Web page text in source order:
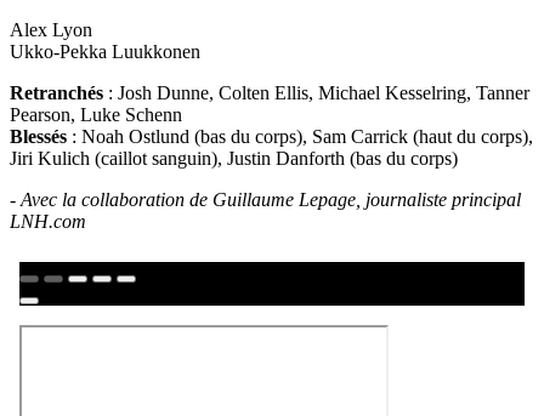
Alex Lyon
Ukko-Pekka Luukkonen
Retranchés : Josh Dunne, Colten Ellis, Michael Kesselring, Tanner
Pearson, Luke Schenn
Blessés : Noah Ostlund (bas du corps), Sam Carrick (haut du corps),
Jiri Kulich (caillot sanguin), Justin Danforth (bas du corps)
- Avec la collaboration de Guillaume Lepage, journaliste principal
LNH.com